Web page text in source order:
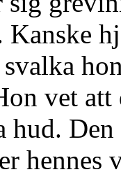
Kanske
vet
hud.
hennes